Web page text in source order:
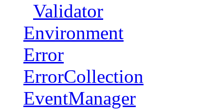
Validator
Environment
Error
ErrorCollection
EventManager